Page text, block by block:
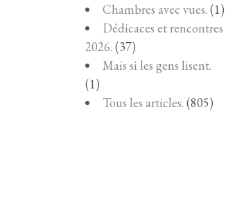
Chambres avec vues. (1)
Dédicaces et rencontres
2026. (37)
Mais si les gens lisent.
(1)
Tous les articles. (805)